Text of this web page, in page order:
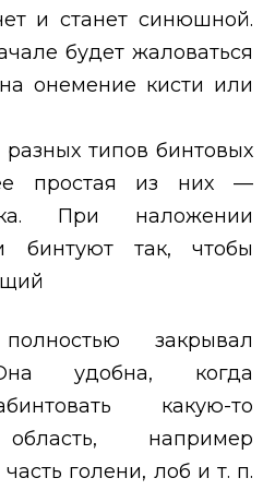
и станет синюшной.
будет жаловаться
онемение кисти или
типов бинтовых
простая из них —
При наложении
бинтуют так, чтобы
закрывал
удобна, когда
какую-то
например
голени, лоб и т. п.